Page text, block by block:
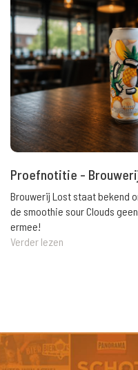
Proefnotitie -
Brouwerij Lost staat bekend
de smoothie sour Clouds
ermee!
Verder lezen